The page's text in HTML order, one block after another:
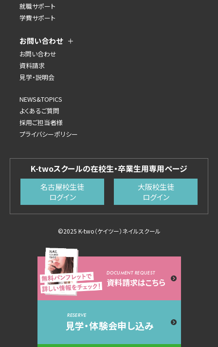
お問い合わせ
お問い合わせ
資料請求
見学・説明会
就職サポート
学費サポート
NEWS&TOPICS
よくあるご質問
採用ご担当者様
プライバシーポリシー
K-twoスクールの在校生・卒業生用専用ページ
名古屋校生徒
ログイン
大阪校生徒
ログイン
©2025 K-two（ケイツー）ネイルスクール
DOCUMENT REQUEST
資料請求はこちら
RESERVE
見学・体験会申し込み